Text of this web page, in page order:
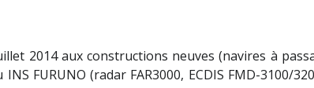
2014 aux constructions neuves (navires à
FURUNO (radar FAR3000, ECDIS FMD-3100/